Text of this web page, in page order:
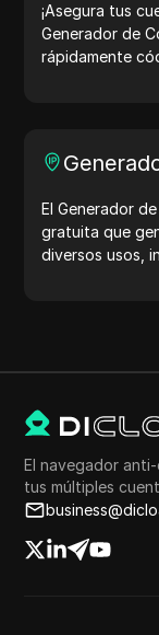
¡Asegura tus
Generador de
rápidamente
El Generador
gratuita que
diversos usos,
desarrollo:
El navegador
tus múltiples